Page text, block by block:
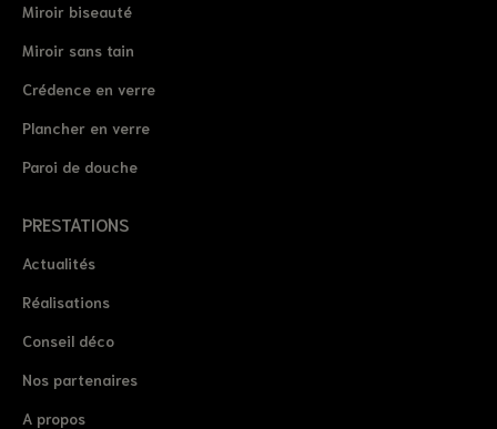
Miroir biseauté
Miroir sans tain
Crédence en verre
Plancher en verre
Paroi de douche
PRESTATIONS
Actualités
Réalisations
Conseil déco
Nos partenaires
A propos